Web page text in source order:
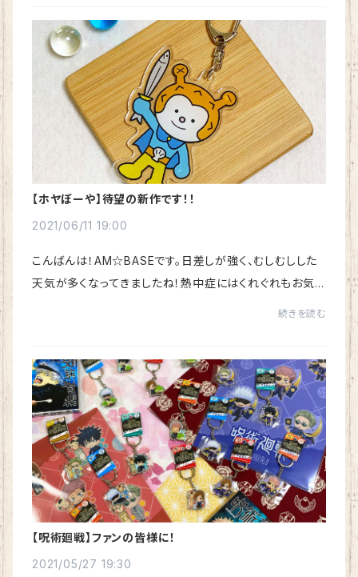
【ホヤぼーや】待望の新作です！！
2021/06/11 19:00
こんばんは！AM☆BASEです。日差しが強く、むしむしした
天気が多くなってきましたね！熱中症にはくれぐれもお気を
続きを読む
【呪術廻戦】ファンの皆様に！
2021/05/27 19:30